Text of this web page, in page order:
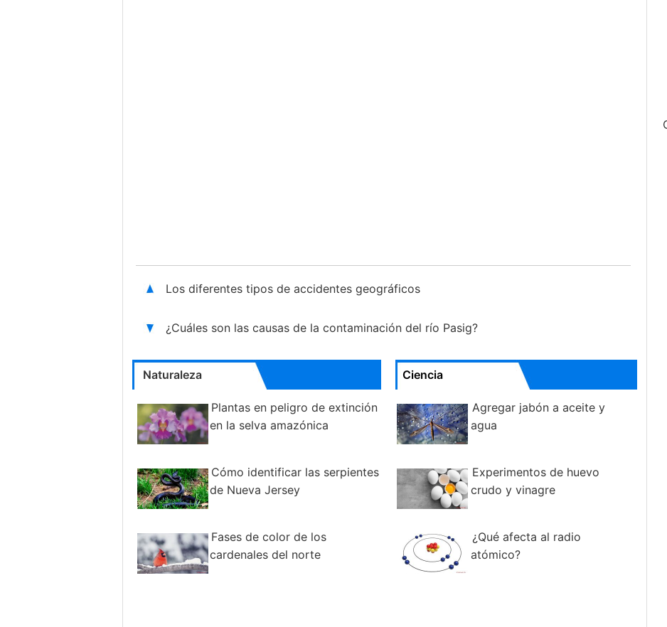
Los diferentes tipos de accidentes geográficos
¿Cuáles son las causas de la contaminación del río Pasig?
Naturaleza
Plantas en peligro de extinción
en la selva amazónica
Cómo identificar las serpientes
de Nueva Jersey
Fases de color de los
cardenales del norte
Ciencia
Agregar jabón a aceite y
agua
Experimentos de huevo
crudo y vinagre
¿Qué afecta al radio
atómico?